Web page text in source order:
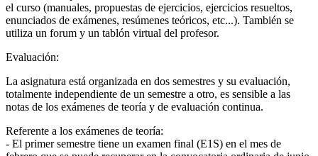
el curso (manuales, propuestas de ejercicios, ejercicios resueltos,
enunciados de exámenes, resúmenes teóricos, etc...). También se
utiliza un forum y un tablón virtual del profesor.
Evaluación:
La asignatura está organizada en dos semestres y su evaluación,
totalmente independiente de un semestre a otro, es sensible a las
notas de los exámenes de teoría y de evaluación continua.
Referente a los exámenes de teoría:
- El primer semestre tiene un examen final (E1S) en el mes de